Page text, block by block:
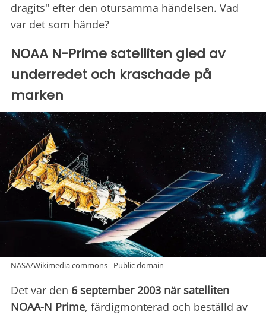
dragits" efter den otursamma händelsen. Vad
var det som hände?
NOAA N-Prime satelliten gled av
underredet och kraschade på
marken
NASA/Wikimedia commons - Public domain
Det var den 6 september 2003 när satelliten
NOAA-N Prime, färdigmonterad och beställd av